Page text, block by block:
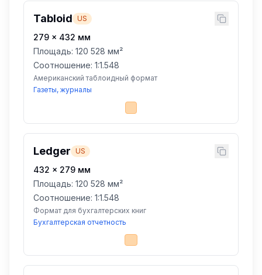
Tabloid US
279 × 432 мм
Площадь: 120 528 мм²
Соотношение: 1:1.548
Американский таблоидный формат
Газеты, журналы
Ledger US
432 × 279 мм
Площадь: 120 528 мм²
Соотношение: 1:1.548
Формат для бухгалтерских книг
Бухгалтерская отчетность